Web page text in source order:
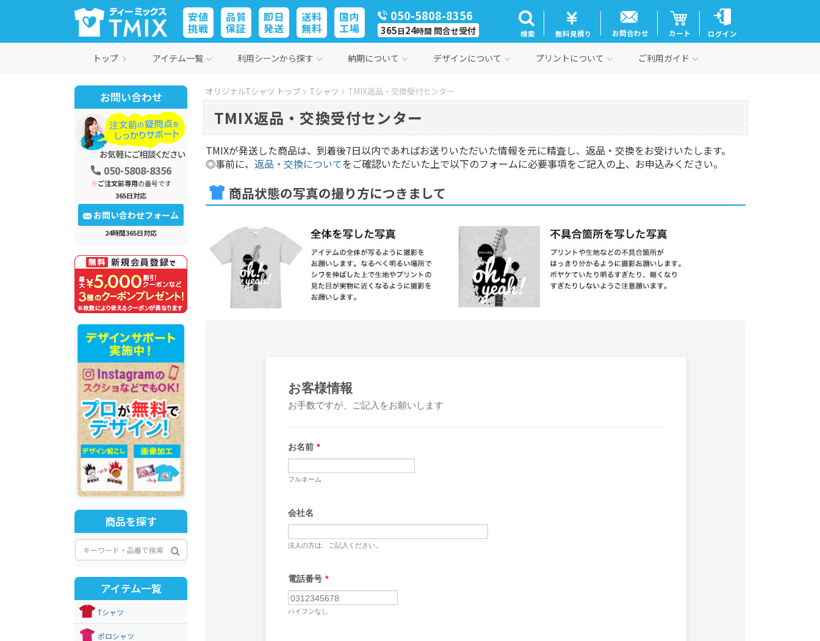
050-5808-8356
365日24時間 問合せ受付
安値
挑戦
品質
保証
即日
発送
送料
無料
国内
工場 検索 無料見積り お問合わせ カート ログイン
トップ アイテム一覧 利用シーンから探す 納期について デザインについて プリントについて ご利用ガイド
オリジナルTシャツ トップ Tシャツ TMIX返品・交換受付センター
TMIX返品・交換受付センター
TMIXが発送した商品は、到着後7日以内であればお送りいただいた情報を元に精査し、返品・交換をお受けいたします。
◎事前に、 返品・交換についてをご確認いただいた上で以下のフォームに必要事項をご記入の上、お申込みください。
商品状態の写真の撮り方につきまして
お問い合わせ
050-5808-8356
※ご注文前専用の番号です
365日対応
お問い合わせフォーム
24時間365日対応
商品を探す
アイテム一覧
Tシャツ
ポロシャツ